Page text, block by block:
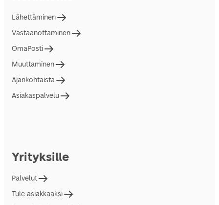
Lähettäminen
Vastaanottaminen
OmaPosti
Muuttaminen
Ajankohtaista
Asiakaspalvelu
Yrityksille
Palvelut
Tule asiakkaaksi